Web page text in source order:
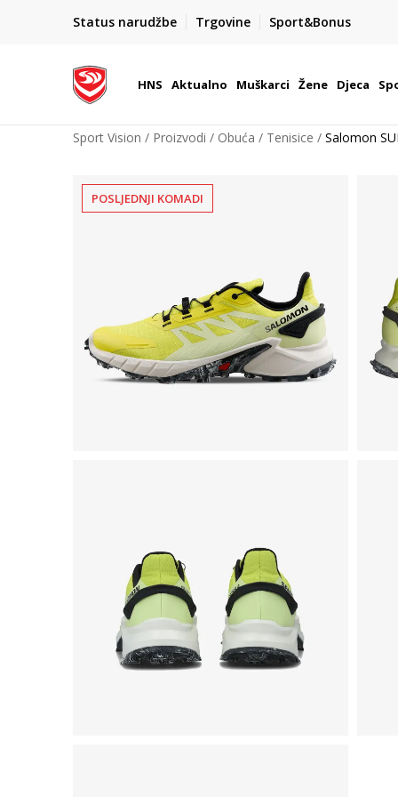
Status narudžbe Trgovine Sport&Bonus
BOX NOW
Dostava 1,50 €
| Više od 800 paketomata u
HNS Aktualno Muškarci Žene Djeca
Sport Vision Proizvodi Obuća Tenisice Salomon
POSLJEDNJI KOMADI